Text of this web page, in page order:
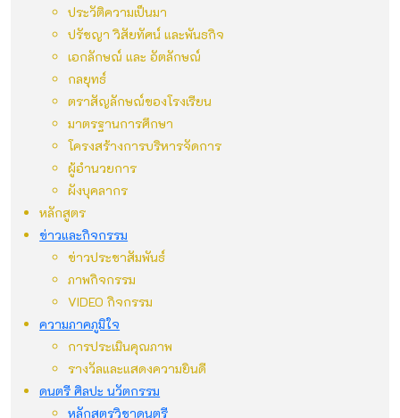
ประวัติความเป็นมา
ปรัชญา วิสัยทัศน์ และพันธกิจ
เอกลักษณ์ และ อัตลักษณ์
กลยุทธ์
ตราสัญลักษณ์ของโรงเรียน
มาตรฐานการศึกษา
โครงสร้างการบริหารจัดการ
ผู้อำนวยการ
ผังบุคลากร
หลักสูตร
ข่าวและกิจกรรม
ข่าวประชาสัมพันธ์
ภาพกิจกรรม
VIDEO กิจกรรม
ความภาคภูมิใจ
การประเมินคุณภาพ
รางวัลและแสดงความยินดี
ดนตรี ศิลปะ นวัตกรรม
หลักสูตรวิชาดนตรี